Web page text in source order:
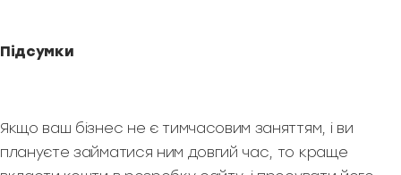
Підсумки
Якщо ваш бізнес не є тимчасовим заняттям, і ви
плануєте займатися ним довгий час, то краще